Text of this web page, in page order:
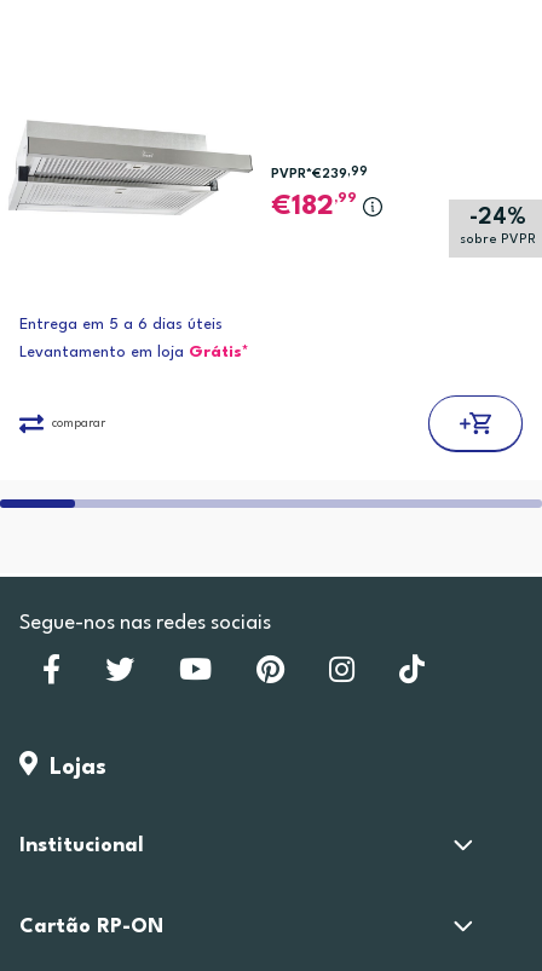
-24%
sobre PVPR
PVPR*€239,99
182,99
Entrega em 5 a 6 dias úteis
Levantamento em loja Grátis*
comparar
Segue-nos nas redes sociais
Lojas
Institucional
Cartão RP-ON